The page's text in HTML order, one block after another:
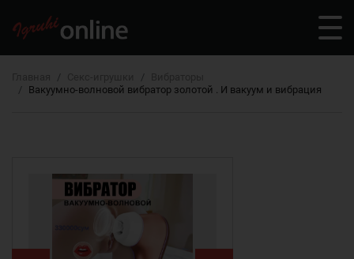
Вакуумно-волновой вибратор золотой . И вакуум и вибрация